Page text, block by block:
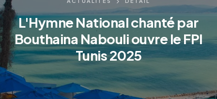
L'Hymne National chanté par
Bouthaina Nabouli ouvre le FPI
Tunis 2025